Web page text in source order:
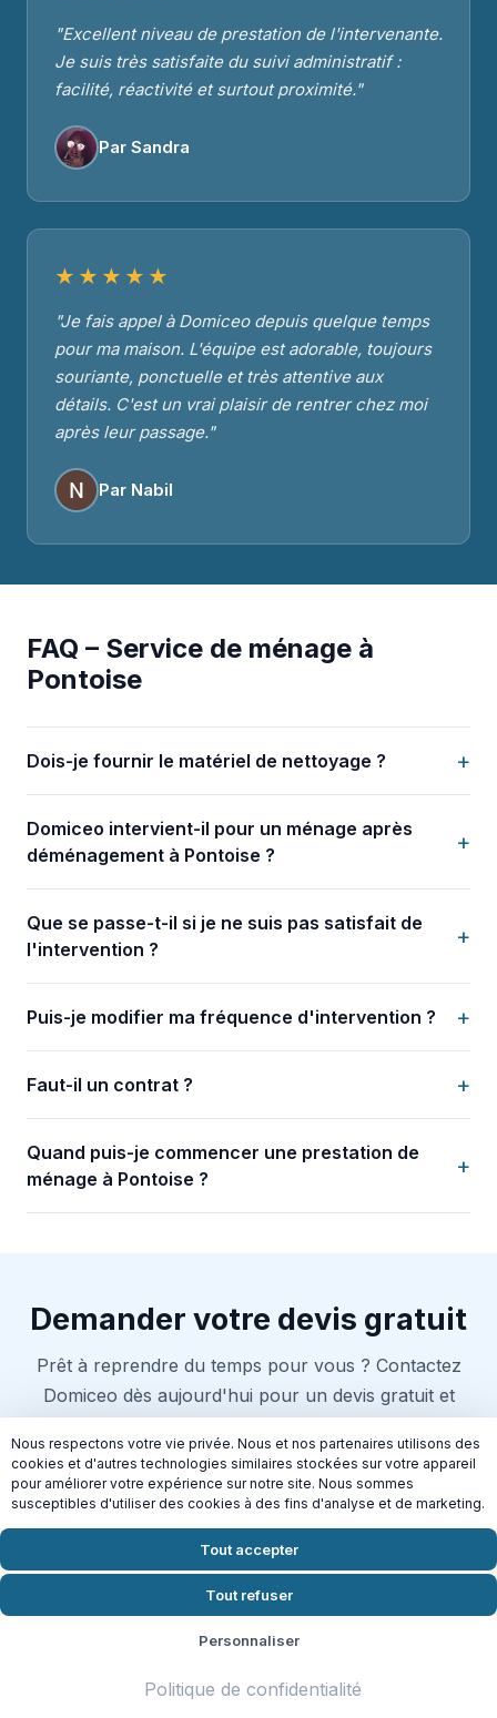
"Excellent niveau de prestation de l'intervenante.
Je suis très satisfaite du suivi administratif :
facilité, réactivité et surtout proximité."
Par Sandra
★★★★★
"Je fais appel à Domiceo depuis quelque temps
pour ma maison. L'équipe est adorable, toujours
souriante, ponctuelle et très attentive aux
détails. C'est un vrai plaisir de rentrer chez moi
après leur passage."
Par Nabil
FAQ – Service de ménage à
Pontoise
Dois-je fournir le matériel de nettoyage ? +
Domiceo intervient-il pour un ménage après
déménagement à Pontoise ?
+
Que se passe-t-il si je ne suis pas satisfait de
l'intervention ?
+
Puis-je modifier ma fréquence d'intervention ? +
Faut-il un contrat ? +
Quand puis-je commencer une prestation de
ménage à Pontoise ?
+
Demander votre devis gratuit
Prêt à reprendre du temps pour vous ? Contactez
Domiceo dès aujourd'hui pour un devis gratuit et
sans engagement à Pontoise.
Demander mon devis en 2 min
Crédit d'impôt 50% | Disponible
autres services
Nous respectons votre vie privée. Nous et nos partenaires utilisons des
cookies et d'autres technologies similaires stockées sur votre appareil
pour améliorer votre expérience sur notre site. Nous sommes
susceptibles d'utiliser des cookies à des fins d'analyse et de marketing.
Tout accepter
Tout refuser
Personnaliser
Politique de confidentialité